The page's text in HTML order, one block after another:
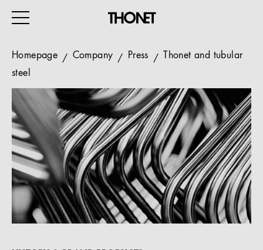
WORK
HOME
EVENTS
HOSPITALITY
ALL PRODUCTS
Magazine
Homepage Company Press
Thonet and tubular
steel